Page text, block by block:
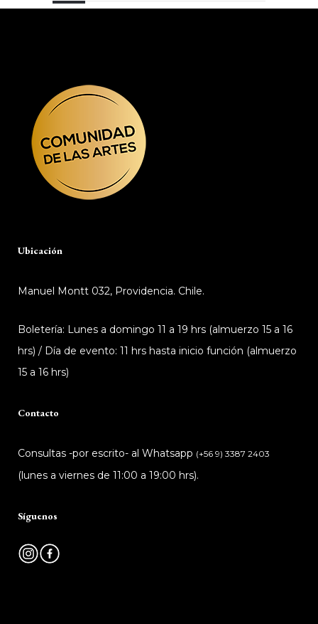
Ubicación
Manuel Montt 032, Providencia. Chile.
Boletería: Lunes a domingo 11 a 19 hrs (almuerzo 15 a 16
hrs) / Día de evento: 11 hrs hasta inicio función (almuerzo
15 a 16 hrs)
Contacto
Consultas -por escrito- al Whatsapp (+56 9) 3387 2403
(lunes a viernes de 11:00 a 19:00 hrs).
Síguenos